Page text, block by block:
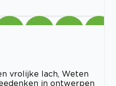
vrolijke lach, Weten
in ontwerpen